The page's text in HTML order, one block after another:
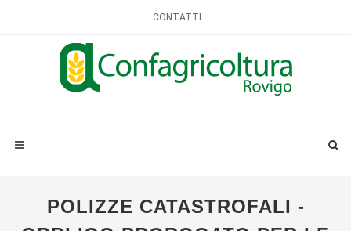
CONTATTI
POLIZZE CATASTROFALI -